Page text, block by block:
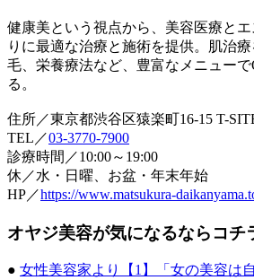
健康美という視点から、美容医療と
りに最適な治療と施術を提供。肌治
毛、栄養療法など、豊富なメニュー
る。
住所／東京都渋谷区猿楽町16-15 T-
TEL／03-3770-7900
診療時間／10:00～19:00
休／水・日曜、お盆・年末年始
HP／https://www.matsukura-
オヤジ美容が気になるならコチ
● 女性美容家より【1】「女の美容は